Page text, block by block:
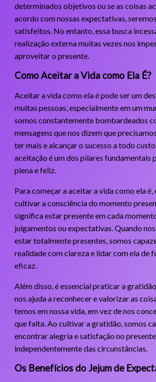
determinados objetivos ou se as coisas
acordo com nossas expectativas,
satisfeitos. No entanto, essa busca
realização externa muitas vezes nos
aproveitar o presente.
Como Aceitar a Vida como Ela É?
Aceitar a vida como ela é pode ser um
muitas pessoas, especialmente em um
somos constantemente bombardeados
mensagens que nos dizem que
ter mais e alcançar o sucesso a todo
aceitação é um dos pilares fundamentais
plena e feliz.
Para começar a aceitar a vida como ela
cultivar a consciência do momento
significa estar presente em cada
julgamentos ou expectativas. Quando
estar totalmente presentes, somos
realidade com clareza e lidar com ela de
eficaz.
Além disso, é essencial praticar a
nos ajuda a reconhecer e valorizar as
temos em nossa vida, em vez de nos
que falta. Ao cultivar a gratidão, somos
encontrar alegria e satisfação no
independentemente das circunstâncias.
Os Benefícios do Jejum de